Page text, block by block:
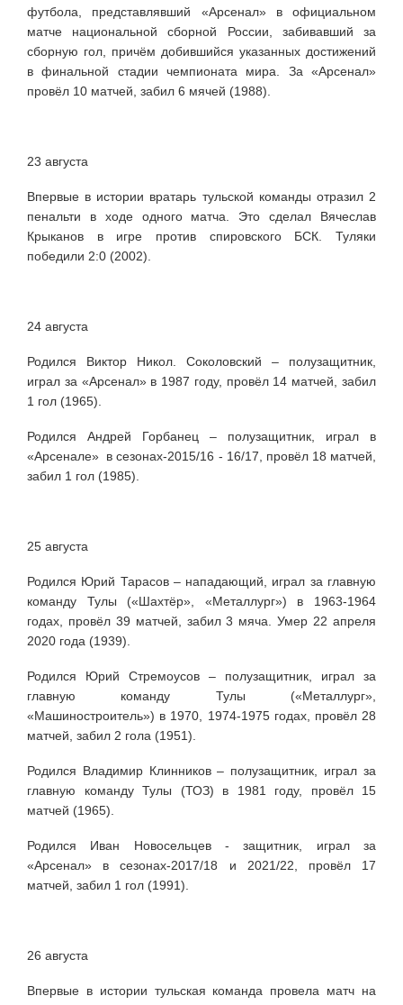
футбола, представлявший «Арсенал» в официальном
матче национальной сборной России, забивавший за
сборную гол, причём добившийся указанных достижений
в финальной стадии чемпионата мира. За «Арсенал»
провёл 10 матчей, забил 6 мячей (1988).
23 августа
Впервые в истории вратарь тульской команды отразил 2
пенальти в ходе одного матча. Это сделал Вячеслав
Крыканов в игре против спировского БСК. Туляки
победили 2:0 (2002).
24 августа
Родился Виктор Никол. Соколовский – полузащитник,
играл за «Арсенал» в 1987 году, провёл 14 матчей, забил
1 гол (1965).
Родился Андрей Горбанец – полузащитник, играл в
«Арсенале» в сезонах-2015/16 - 16/17, провёл 18 матчей,
забил 1 гол (1985).
25 августа
Родился Юрий Тарасов – нападающий, играл за главную
команду Тулы («Шахтёр», «Металлург») в 1963-1964
годах, провёл 39 матчей, забил 3 мяча. Умер 22 апреля
2020 года (1939).
Родился Юрий Стремоусов – полузащитник, играл за
главную команду Тулы («Металлург»,
«Машиностроитель») в 1970, 1974-1975 годах, провёл 28
матчей, забил 2 гола (1951).
Родился Владимир Клинников – полузащитник, играл за
главную команду Тулы (ТОЗ) в 1981 году, провёл 15
матчей (1965).
Родился Иван Новосельцев - защитник, играл за
«Арсенал» в сезонах-2017/18 и 2021/22, провёл 17
матчей, забил 1 гол (1991).
26 августа
Впервые в истории тульская команда провела матч на